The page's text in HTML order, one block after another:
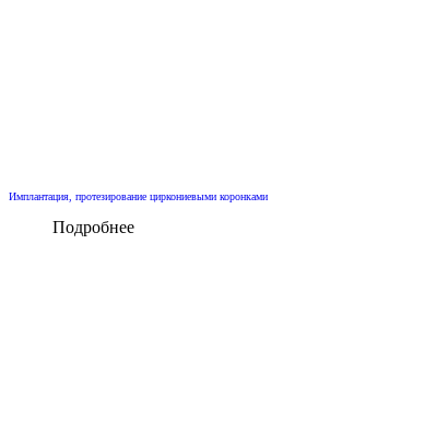
Имплантация, протезирование циркониевыми коронками
Подробнее